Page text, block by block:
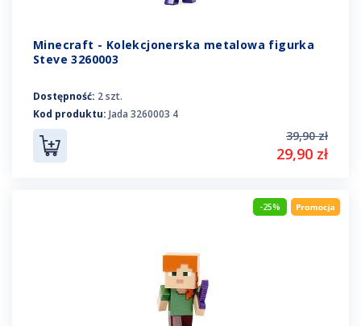
Minecraft - Kolekcjonerska metalowa figurka
Steve 3260003
Dostępność: 2 szt.
Kod produktu: Jada 3260003 4
39,90 zł
29,90 zł
-25%